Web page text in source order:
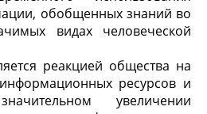
обобщенных знаний во
видах человеческой
реакцией общества на
ресурсов и
увеличении